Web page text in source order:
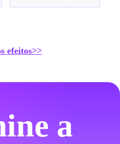
efeitos>>
a